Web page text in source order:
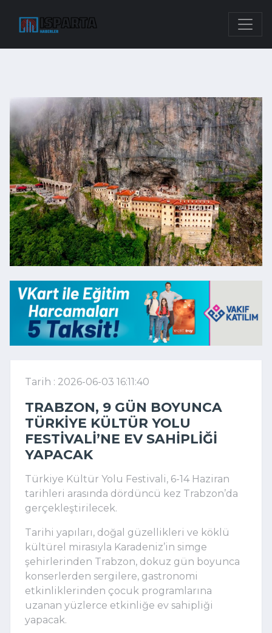
Tarih : 2026-06-03 16:11:40
TRABZON, 9 GÜN BOYUNCA
TÜRKIYE KÜLTÜR YOLU
FESTIVALI’NE EV SAHIPLIĞI
YAPACAK
Türkiye Kültür Yolu Festivali, 6-14 Haziran
tarihleri arasında dördüncü kez Trabzon’da
gerçekleştirilecek.
Tarihi yapıları, doğal güzellikleri ve köklü
kültürel mirasıyla Karadeniz’in simge
şehirlerinden Trabzon, dokuz gün boyunca
konserlerden sergilere, gastronomi
etkinliklerinden çocuk programlarına
uzanan yüzlerce etkinliğe ev sahipliği
yapacak.